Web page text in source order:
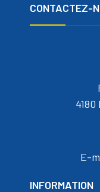
CONTACTEZ-
E-
INFORMATION